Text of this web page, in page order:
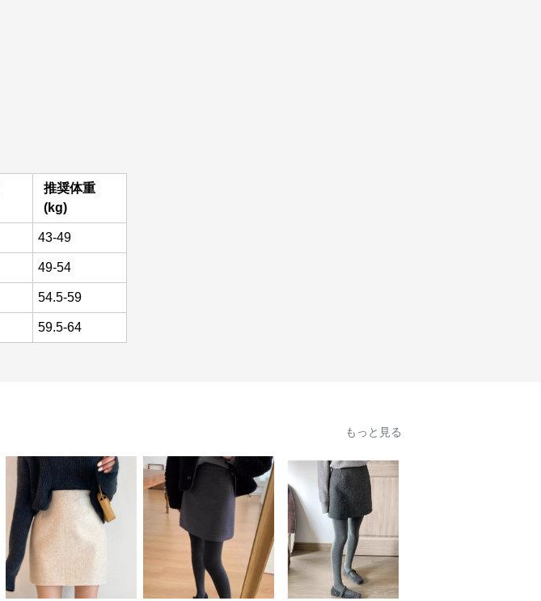
推奨体重
(kg)
43-49
49-54
54.5-59
59.5-64
もっと見る